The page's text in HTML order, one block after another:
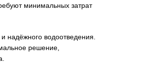
минимальных затрат
надёжного водоотведения.
решение,